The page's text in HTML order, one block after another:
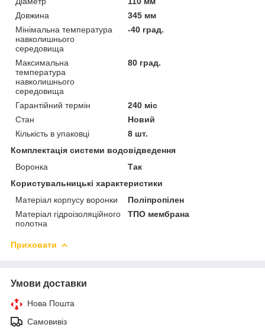
Довжина
345 мм
Мінімальна температура
навколишнього
середовища
-40 град.
Максимальна
температура
навколишнього
середовища
80 град.
Гарантійний термін
240 міс
Стан
Новий
Кількість в упаковці
8 шт.
Комплектація системи водовідведення
Воронка
Так
Користувальницькі характеристики
Матеріал корпусу воронки
Поліпропілен
Матеріал гідроізоляційного
полотна
ТПО мембрана
Приховати
Умови доставки
Нова Пошта
Самовивіз